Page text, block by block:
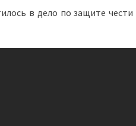
в дело по защите чести